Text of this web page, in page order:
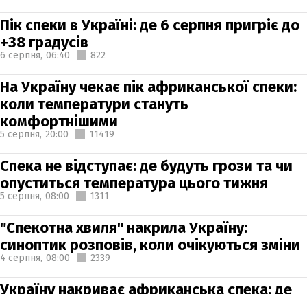
Пік спеки в Україні: де 6 серпня пригріє до
+38 градусів
6 серпня, 06:40 822
На Україну чекає пік африканської спеки:
коли температури стануть
комфортнішими
5 серпня, 20:00 11419
Спека не відступає: де будуть грози та чи
опуститься температура цього тижня
5 серпня, 08:00 1311
"Спекотна хвиля" накрила Україну:
синоптик розповів, коли очікуються зміни
4 серпня, 08:00 2339
Україну накриває африканська спека: де